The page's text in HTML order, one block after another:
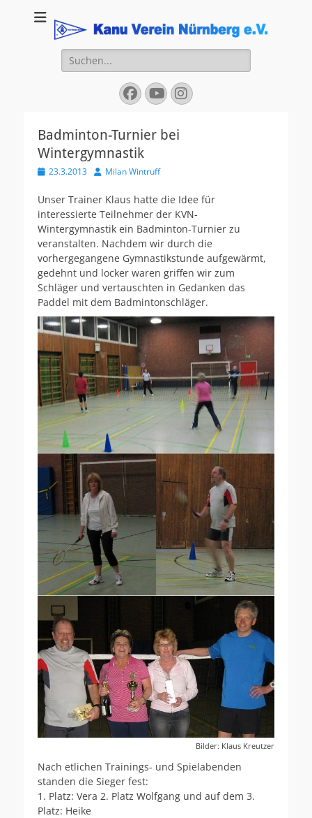
Kanu Verein
Nuernberg
Suchen
nach:
Facebook
YouTube
Instagram
Badminton-Turnier bei
Wintergymnastik
Veröffentlicht
23.3.2013 AutorMilan Wintruff
Unser Trainer Klaus hatte die Idee für
interessierte Teilnehmer der KVN-
Wintergymnastik ein Badminton-Turnier zu
veranstalten. Nachdem wir durch die
vorhergegangene Gymnastikstunde aufgewärmt,
gedehnt und locker waren griffen wir zum
Schläger und vertauschten in Gedanken das
Paddel mit dem Badmintonschläger.
Bilder: Klaus Kreutzer
Nach etlichen Trainings- und Spielabenden
standen die Sieger fest:
1. Platz: Vera 2. Platz Wolfgang und auf dem 3.
Platz: Heike